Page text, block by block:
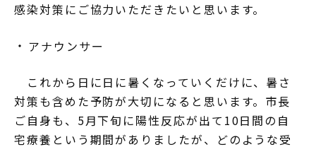
感染対策にご協力いただきたいと思います。
アナウンサー
これから日に日に暑くなっていくだけに、暑さ
対策も含めた予防が大切になると思います。市長
ご自身も、5月下旬に陽性反応が出て10日間の自
宅療養という期間がありましたが、どのような受